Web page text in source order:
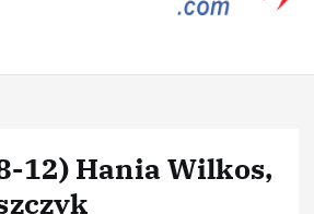
12) Hania Wilkos,